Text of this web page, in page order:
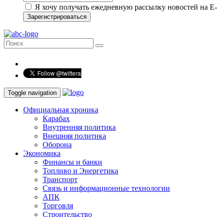
Я хочу получать ежедневную рассылку новостей на
Зарегистрироваться
Toggle navigation
Официальная хроника
Карабах
Внутренняя политика
Внешняя политика
Оборона
Экономика
Финансы и банки
Топливо и Энергетика
Транспорт
Связь и информационные технологии
АПК
Торговля
Строительство